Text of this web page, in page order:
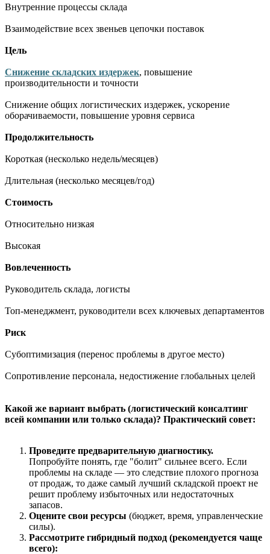
Внутренние процессы склада
Взаимодействие всех звеньев цепочки поставок
Цель
Снижение складских издержек, повышение
производительности и точности
Снижение общих логистических издержек, ускорение
оборачиваемости, повышение уровня сервиса
Продолжительность
Короткая (несколько недель/месяцев)
Длительная (несколько месяцев/год)
Стоимость
Относительно низкая
Высокая
Вовлеченность
Руководитель склада, логисты
Топ-менеджмент, руководители всех ключевых департаментов
Риск
Субоптимизация (перенос проблемы в другое место)
Сопротивление персонала, недостижение глобальных целей
Какой же вариант выбрать (логистический консалтинг
всей компании или только склада)? Практический совет:
Проведите предварительную диагностику.
Попробуйте понять, где "болит" сильнее всего. Если
проблемы на складе — это следствие плохого прогноза
от продаж, то даже самый лучший складской проект не
решит проблему избыточных или недостаточных
запасов.
Оцените свои ресурсы (бюджет, время, управленческие
силы).
Рассмотрите гибридный подход (рекомендуется чаще
всего):